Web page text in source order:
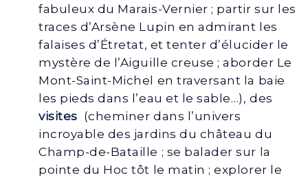
fabuleux du Marais-Vernier ; partir sur les
traces d’Arsène Lupin en admirant les
falaises d’Étretat, et tenter d’élucider le
mystère de l’Aiguille creuse ; aborder Le
Mont-Saint-Michel en traversant la baie
les pieds dans l’eau et le sable…), des
visites (cheminer dans l’univers
incroyable des jardins du château du
Champ-de-Bataille ; se balader sur la
pointe du Hoc tôt le matin ; explorer le